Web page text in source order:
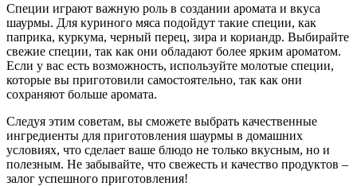
Специи играют важную роль в создании аромата и вкуса
шаурмы. Для куриного мяса подойдут такие специи, как
паприка, куркума, черный перец, зира и кориандр. Выбирайте
свежие специи, так как они обладают более ярким ароматом.
Если у вас есть возможность, используйте молотые специи,
которые вы приготовили самостоятельно, так как они
сохраняют больше аромата.
Следуя этим советам, вы сможете выбрать качественные
ингредиенты для приготовления шаурмы в домашних
условиях, что сделает ваше блюдо не только вкусным, но и
полезным. Не забывайте, что свежесть и качество продуктов –
залог успешного приготовления!